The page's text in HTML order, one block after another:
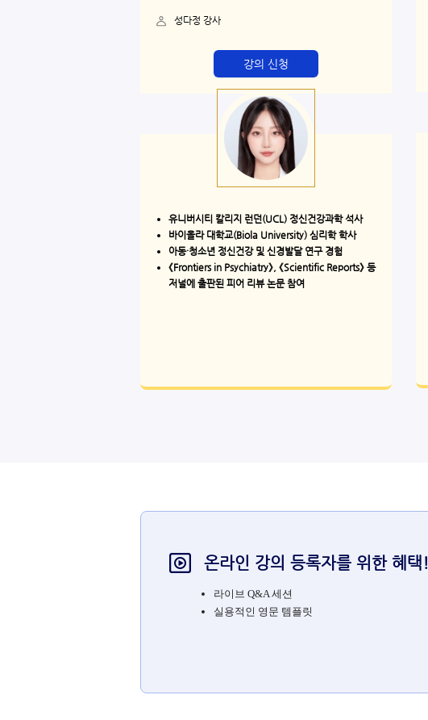
성다정 강사​
강의 신청
유니버시티 칼리지 런던(UCL) 정신건강과학 석사
바이올라 대학교(Biola University) 심리학 학사
아동·청소년 정신건강 및 신경발달 연구 경험
《Frontiers in Psychiatry》, 《Scientific Reports》 등
저널에 출판된 피어 리뷰 논문 참여
온라인 강의 등록자를 위한 혜택!
라이브 Q&A 세션
실용적인 영문 템플릿